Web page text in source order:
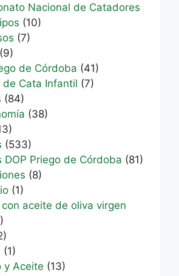
Nacional de Catadores
(10)
(7)
(9)
de Córdoba (41)
de Cata Infantil (7)
(84)
(38)
(533)
DOP Priego de Córdoba (81)
(8)
(1)
aceite de oliva virgen
(1)
y Aceite (13)